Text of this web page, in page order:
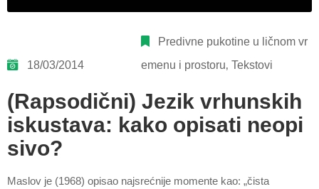
18/03/2014
Predivne pukotine u ličnom vr
emenu i prostoru‚Tekstovi
(Rapsodični) Jezik vrhunskih
iskustava: kako opisati neopi
sivo?
Maslov je (1968) opisao najsrećnije momente kao: „čista